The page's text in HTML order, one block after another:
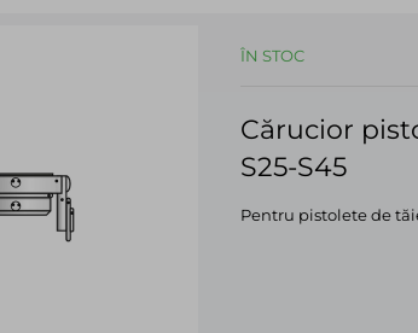
ÎN STOC
Cărucior
S25-S45
Pentru pistolete de